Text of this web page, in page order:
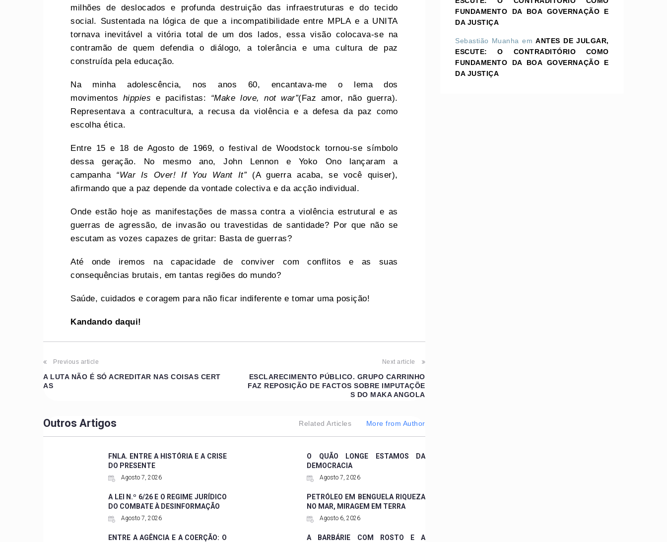
milhões de deslocados e profunda destruição das infraestruturas e do tecido
social. Sustentada na lógica de que a incompatibilidade entre MPLA e a UNITA
tornava inevitável a vitória total de um dos lados, essa visão colocava-se na
contramão de quem defendia o diálogo, a tolerância e uma cultura de paz
construída pela educação.
Na minha adolescência, nos anos 60, encantava-me o lema dos
movimentos hippies e pacifistas: “Make love, not war”(Faz amor, não guerra).
Representava a contracultura, a recusa da violência e a defesa da paz como
escolha ética.
Entre 15 e 18 de Agosto de 1969, o festival de Woodstock tornou-se símbolo
dessa geração. No mesmo ano, John Lennon e Yoko Ono lançaram a
campanha “War Is Over! If You Want It”(A guerra acaba, se você quiser),
afirmando que a paz depende da vontade colectiva e da acção individual.
Onde estão hoje as manifestações de massa contra a violência estrutural e as
guerras de agressão, de invasão ou travestidas de santidade? Por que não se
escutam as vozes capazes de gritar: Basta de guerras?
Até onde iremos na capacidade de conviver com conflitos e as suas
consequências brutais, em tantas regiões do mundo?
Saúde, cuidados e coragem para não ficar indiferente e tomar uma posição!
Kandando daqui!
Previous article
A LUTA NÃO É SÓ ACREDITAR NAS COISAS CERT
AS
Next article
ESCLARECIMENTO PÚBLICO. GRUPO CARRINHO
FAZ REPOSIÇÃO DE FACTOS SOBRE IMPUTAÇÕE
S DO MAKA ANGOLA
Outros Artigos Related Articles More from Author
FNLA. ENTRE A HISTÓRIA E A CRISE
DO PRESENTE
Agosto 7, 2026
O QUÃO LONGE ESTAMOS DA
DEMOCRACIA
Agosto 7, 2026
A LEI N.º 6/26 E O REGIME JURÍDICO
DO COMBATE À DESINFORMAÇÃO
Agosto 7, 2026
PETRÓLEO EM BENGUELA RIQUEZA
NO MAR, MIRAGEM EM TERRA
Agosto 6, 2026
ENTRE A AGÊNCIA E A COERÇÃO: O
A BARBÁRIE COM ROSTO E A
FUNDAMENTO DA BOA GOVERNAÇÃO E
DA JUSTIÇA
Sebastião Muanha emANTES DE JULGAR,
ESCUTE: O CONTRADITÓRIO COMO
FUNDAMENTO DA BOA GOVERNAÇÃO E
DA JUSTIÇA